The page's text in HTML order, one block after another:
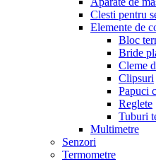
Clesti pentru
Elemente de
Bloc
Bride
Cleme
Clipsuri
Papuci
Reglete
Tuburi
Multimetre
Senzori
Termometre